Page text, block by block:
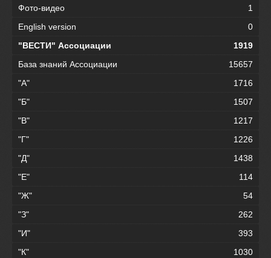
Фото-видео
1
English version
0
"ВЕСТИ" Ассоциации
1919
База знаний Ассоциации
15657
"А"
1716
"Б"
1507
"В"
1217
"Г"
1226
"Д"
1438
"Е"
114
"Ж"
54
"З"
262
"И"
393
"К"
1030